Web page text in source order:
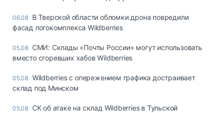
06.08 В Тверской области обломки дрона повредили
фасад логокомплекса Wildberries
05.08 СМИ: Склады «Почты России» могут использовать
вместо сгоревших хабов Wildberries
05.08 Wildberries с опережением графика достраивает
склад под Минском
05.08 СК об атаке на склад Wildberries в Тульской